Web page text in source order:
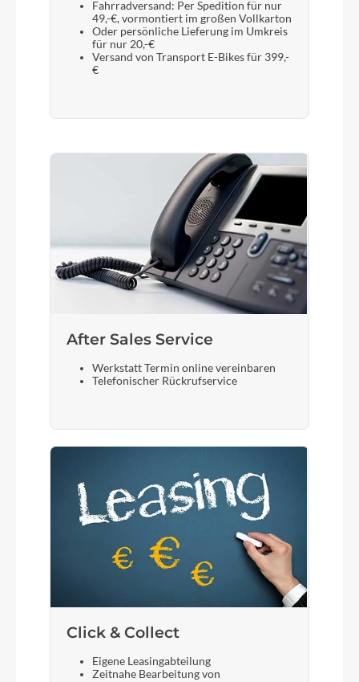
Fahrradversand: Per Spedition für nur
49,-€, vormontiert im großen Vollkarton
Oder persönliche Lieferung im Umkreis
für nur 20,-€
Versand von Transport E-Bikes für 399,-
€
After Sales Service
Werkstatt Termin online vereinbaren
Telefonischer Rückrufservice
Click & Collect
Eigene Leasingabteilung
Zeitnahe Bearbeitung von